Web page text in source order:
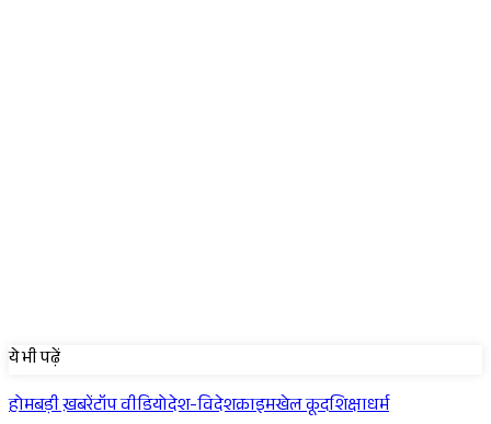
ये भी पढ़ें
होमबड़ी ख़बरेंटॉप वीडियोदेश-विदेशक्राइमखेल कूदशिक्षाधर्म